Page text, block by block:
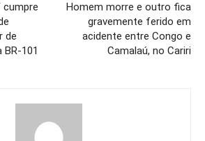
cumpre
de
101
Homem morre e outro fica
gravemente ferido em
acidente entre Congo e
Camalaú, no Cariri